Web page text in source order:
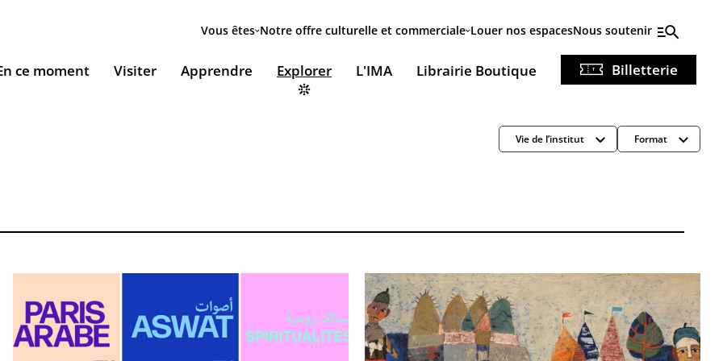
secondaire
Vous êtes Notre offre culturelle et commerciale Louer nos espacesNous soutenir
ce moment
Rencontres littéraires de l’IMA
Les escales musicales du musée
Visiter
Shahid
Café littéraire et self
Apprendre
/ Emprunter des livres et des médias à la
de l'IMA
Explorer L'IMA
Mécènes et sponsors
Nous contacter
Librairie Boutique Billetterie
Vie de l’institut Format